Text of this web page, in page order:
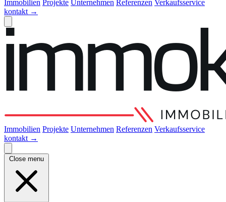
Immobilien Projekte Unternehmen Referenzen Verkaufsservice
kontakt →
Immobilien Projekte Unternehmen Referenzen Verkaufsservice
kontakt →
Close menu